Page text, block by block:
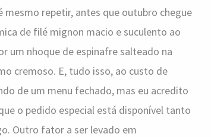
mesmo repetir, antes que outubro chegue
de filé mignon macio e suculento ao
um nhoque de espinafre salteado na
cremoso. E, tudo isso, ao custo de
de um menu fechado, mas eu acredito
o pedido especial está disponível tanto
Outro fator a ser levado em